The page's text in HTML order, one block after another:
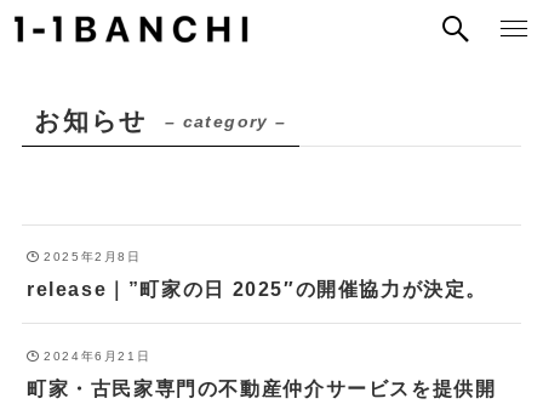
お知らせ – category –
2025年2月8日
release｜”町家の日 2025″の開催協力が決定。
2024年6月21日
町家・古民家専門の不動産仲介サービスを提供開